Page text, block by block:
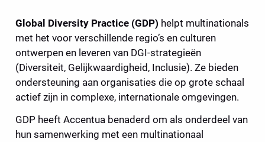
Global Diversity Practice (GDP) helpt multinationals
met het voor verschillende regio’s en culturen
ontwerpen en leveren van DGI-strategieën
(Diversiteit, Gelijkwaardigheid, Inclusie). Ze bieden
ondersteuning aan organisaties die op grote schaal
actief zijn in complexe, internationale omgevingen.
GDP heeft Accentua benaderd om als onderdeel van
hun samenwerking met een multinationaal